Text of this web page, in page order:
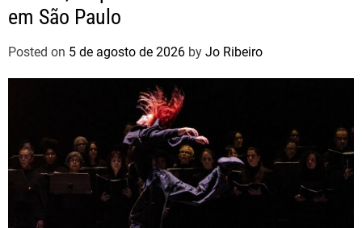
em São Paulo
Posted on 5 de agosto de 2026 by Jo Ribeiro